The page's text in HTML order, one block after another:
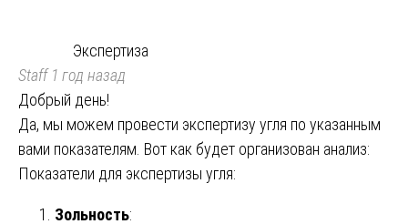
Экспертиза
Staff1 год назад
Добрый день!
Да, мы можем провести экспертизу угля по указанным
вами показателям. Вот как будет организован анализ:
Показатели для экспертизы угля:
Зольность: